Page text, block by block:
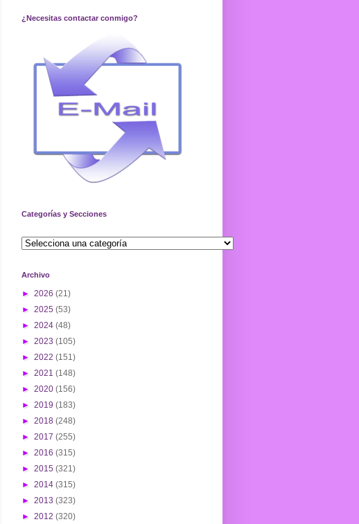
¿Necesitas contactar conmigo?
Categorías y Secciones
Archivo
► 2026 (21)
► 2025 (53)
► 2024 (48)
► 2023 (105)
► 2022 (151)
► 2021 (148)
► 2020 (156)
► 2019 (183)
► 2018 (248)
► 2017 (255)
► 2016 (315)
► 2015 (321)
► 2014 (315)
► 2013 (323)
► 2012 (320)